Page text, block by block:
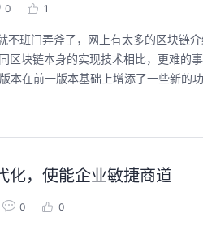
0 1
班门弄斧了，网上有太多的区块链
区块链本身的实现技术相比，更难的
本在前一版本基础上增添了一些新的
化，使能企业敏捷商道
0 0